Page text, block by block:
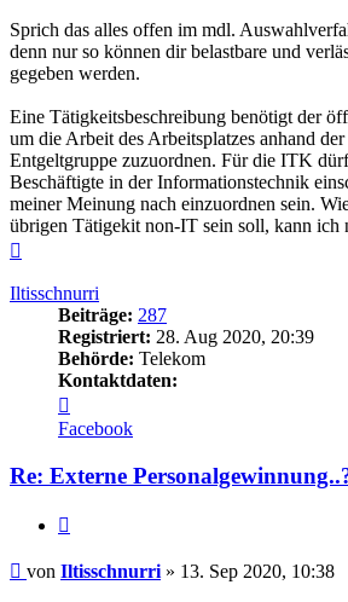
Sprich das alles offen im mdl.
denn nur so können dir belastbare und
gegeben werden.
Eine Tätigkeitsbeschreibung benötigt der
um die Arbeit des Arbeitsplatzes anhand
Entgeltgruppe zuzuordnen. Für die ITK
Beschäftigte in der Informationstechnik
meiner Meinung nach einzuordnen sein.
übrigen Tätigekit non-IT sein soll, kann ich
Iltisschnurri
Beiträge: 287
Registriert: 28. Aug 2020, 20:39
Behörde: Telekom
Kontaktdaten:
von
Iltisschnurri
Facebook
Re: Externe
Beitrag
von Iltisschnurri » 13. Sep 2020, 10:38